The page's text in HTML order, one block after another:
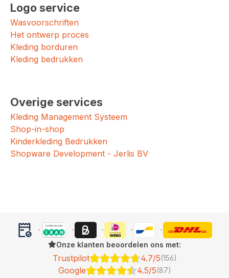
Logo service
Wasvoorschriften
Het ontwerp proces
Kleding borduren
Kleding bedrukken
Overige services
Kleding Management Systeem
Shop-in-shop
Kinderkleding Bedrukken
Shopware Development - Jerlis BV
Onze klanten beoordelen ons met:
Trustpilot 4.7/5(156)
Google 4.5/5(87)